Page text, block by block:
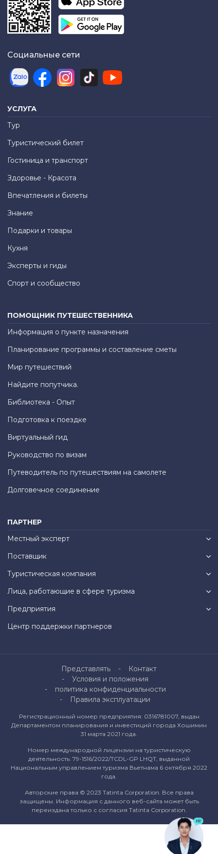
Социальные сети
УСЛУГА
Тур
Туристический билет
Гостиница и транспорт
Здоровье - Красота
Впечатления и билеты
Знание
Подарки и товары
Кухня
Эксперты и гиды
Спорт и сообщество
ПОМОЩНИК ПУТЕШЕСТВЕННИКА
Информация о пункте назначения
Планирование программы и составление сметы
Мир путешествий
Найдите попутчика.
Библиотека - Опыт
Подготовка к поездке
Виртуальный гид
Руководство по визам
Путеводитель по путешествиям на самолете
Долговечное соединение
ПАРТНЕР
Местный эксперт
Поставщик
Туристическая компания
Лица, работающие в сфере туризма
Предприятия
Центр поддержки партнеров
Представлять
Контакт
Условия и положения
политика конфиденциальности
Правила эксплуатации
Регистрационный номер предприятия: 0316781007, выдан
Департаментом планирования и инвестиций города Хошимин
31 марта 2021 года.
Номер международной лицензии на туристическую
деятельность: 79-1516/2022/TCDL-GP LHQT, выданной
Национальным управлением туризма Вьетнама 6 октября 2022
года.
Авторские права © 2023 Tatinta Corporation. Все права
защищены. Информация с данного веб-сайта может быть
переиздана только с согласия Tatinta Corporation.